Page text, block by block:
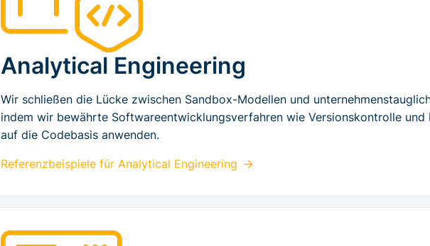
Analytical Engineering
Wir schließen die Lücke zwischen Sandbox-Modellen und
indem wir bewährte Softwareentwicklungsverfahren wie Versionskontrolle
auf die Codebasis anwenden.
Referenzbeispiele fürAnalytical Engineering